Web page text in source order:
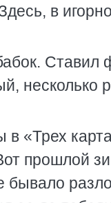
в
Ставил
несколько
«Трех
прошлой
бывало